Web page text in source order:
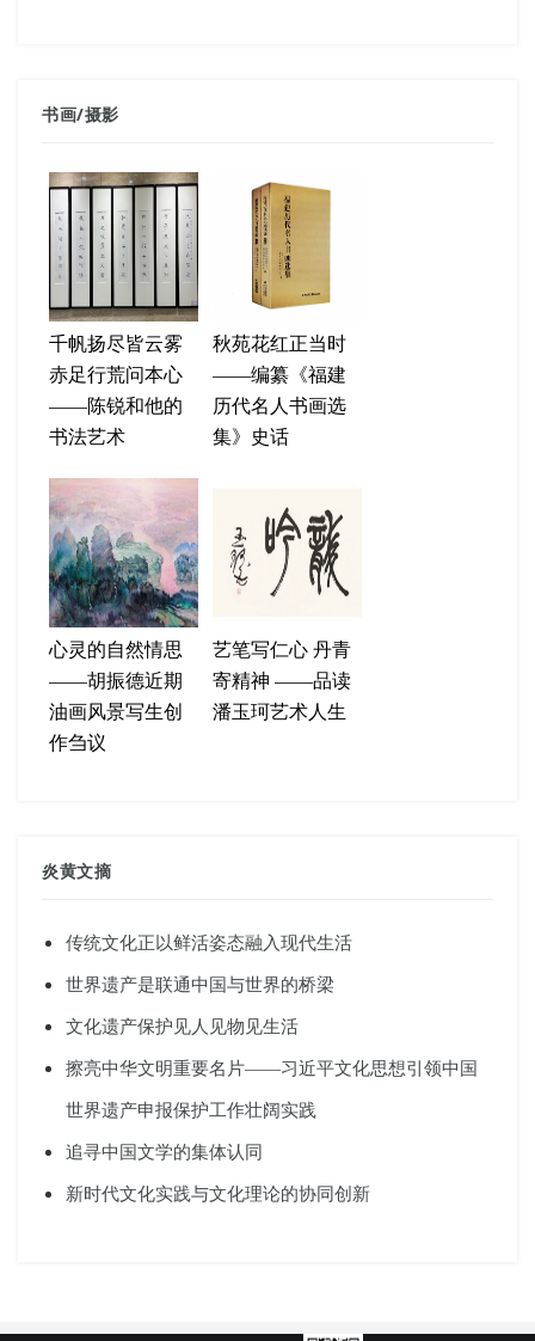
书画/摄影
千帆扬尽皆云雾
赤足行荒问本心
——陈锐和他的
书法艺术
秋苑花红正当时
——编纂《福建
历代名人书画选
集》史话
心灵的自然情思
——胡振德近期
油画风景写生创
作刍议
艺笔写仁心 丹青
寄精神 ——品读
潘玉珂艺术人生
炎黄文摘
传统文化正以鲜活姿态融入现代生活
世界遗产是联通中国与世界的桥梁
文化遗产保护见人见物见生活
擦亮中华文明重要名片——习近平文化思想引领中国
世界遗产申报保护工作壮阔实践
追寻中国文学的集体认同
新时代文化实践与文化理论的协同创新